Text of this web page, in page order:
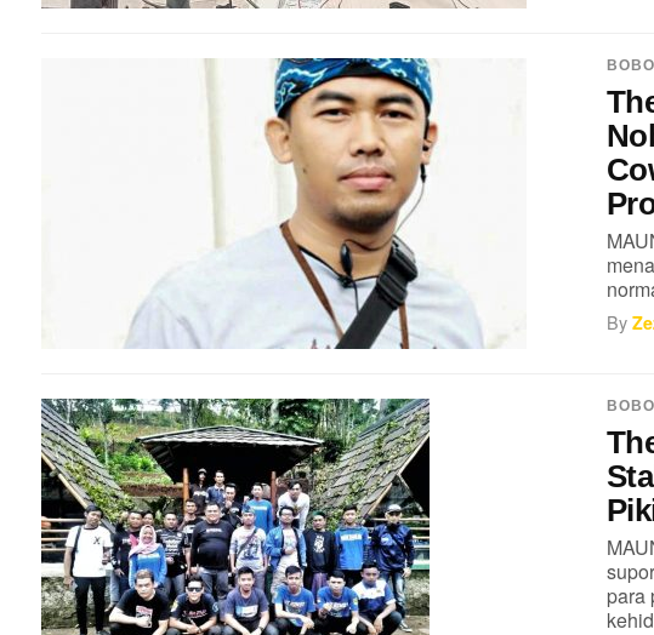
By
para